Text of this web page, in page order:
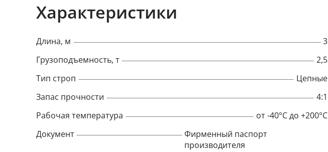
Характеристики
Длина, м
3
Грузоподъемность, т
2,5
Тип строп
Цепные
Запас прочности
4:1
Рабочая температура
от -40°C до +200°C
Документ
Фирменный паспорт
производителя